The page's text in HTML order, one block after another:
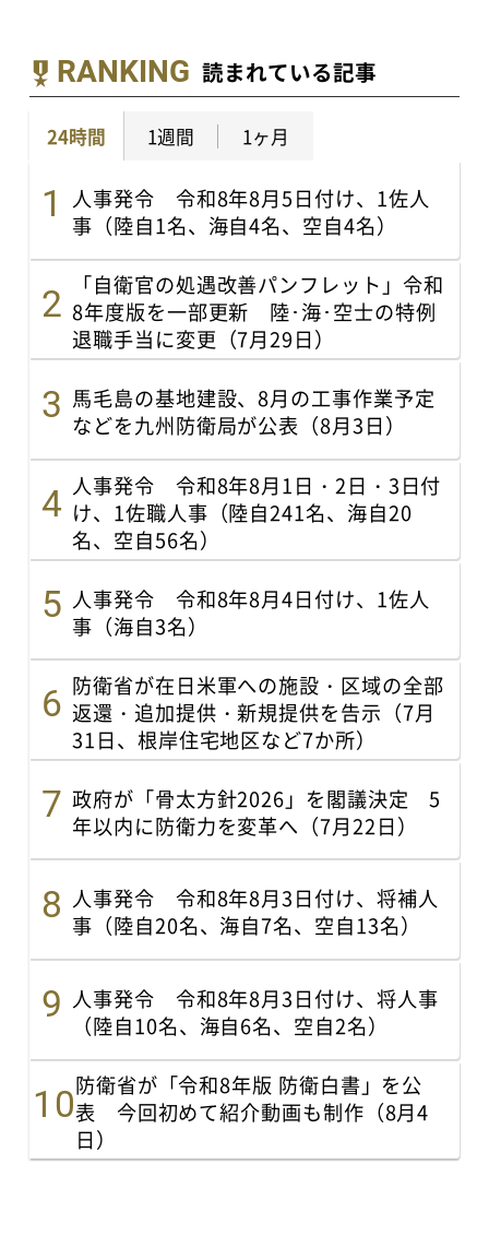
RANKING 読まれている記事
24時間 1週間 1ヶ月
人事発令 令和8年8月5日付け、1佐人
事（陸自1名、海自4名、空自4名）
「自衛官の処遇改善パンフレット」令和
8年度版を一部更新 陸･海･空士の特例
退職手当に変更（7月29日）
馬毛島の基地建設、8月の工事作業予定
などを九州防衛局が公表（8月3日）
人事発令 令和8年8月1日・2日・3日付
け、1佐職人事（陸自241名、海自20
名、空自56名）
人事発令 令和8年8月4日付け、1佐人
事（海自3名）
防衛省が在日米軍への施設・区域の全部
返還・追加提供・新規提供を告示（7月
31日、根岸住宅地区など7か所）
政府が「骨太方針2026」を閣議決定 5
年以内に防衛力を変革へ（7月22日）
人事発令 令和8年8月3日付け、将補人
事（陸自20名、海自7名、空自13名）
人事発令 令和8年8月3日付け、将人事
（陸自10名、海自6名、空自2名）
防衛省が「令和8年版 防衛白書」を公
表 今回初めて紹介動画も制作（8月4
日）